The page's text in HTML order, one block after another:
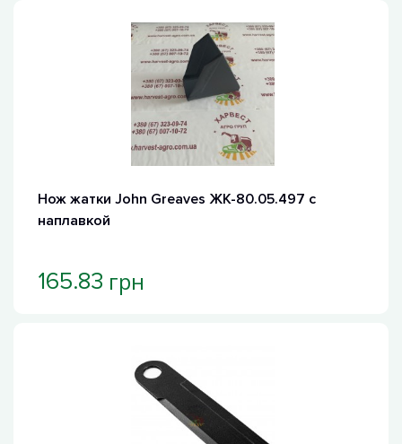
Нож жатки John Greaves ЖК-80.05.497 с
наплавкой
165.83 грн